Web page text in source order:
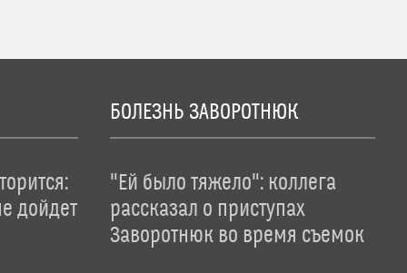
дойдет
БОЛЕЗНЬ ЗАВОРОТНЮК
"Ей было тяжело": коллега
рассказал о приступах
Заворотнюк во время съемок